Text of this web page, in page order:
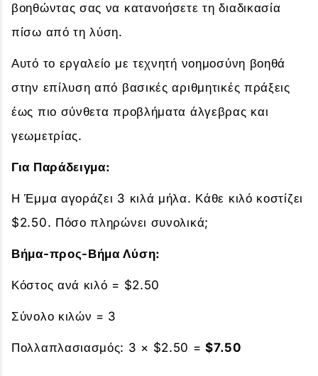
βοηθώντας σας να κατανοήσετε τη διαδικασία
πίσω από τη λύση.
Αυτό το εργαλείο με τεχνητή νοημοσύνη βοηθά
στην επίλυση από βασικές αριθμητικές πράξεις
έως πιο σύνθετα προβλήματα άλγεβρας και
γεωμετρίας.
Για Παράδειγμα:
Η Έμμα αγοράζει 3 κιλά μήλα. Κάθε κιλό κοστίζει
$2.50. Πόσο πληρώνει συνολικά;
Βήμα-προς-Βήμα Λύση:
Κόστος ανά κιλό = $2.50
Σύνολο κιλών = 3
Πολλαπλασιασμός: 3 × $2.50 =$7.50